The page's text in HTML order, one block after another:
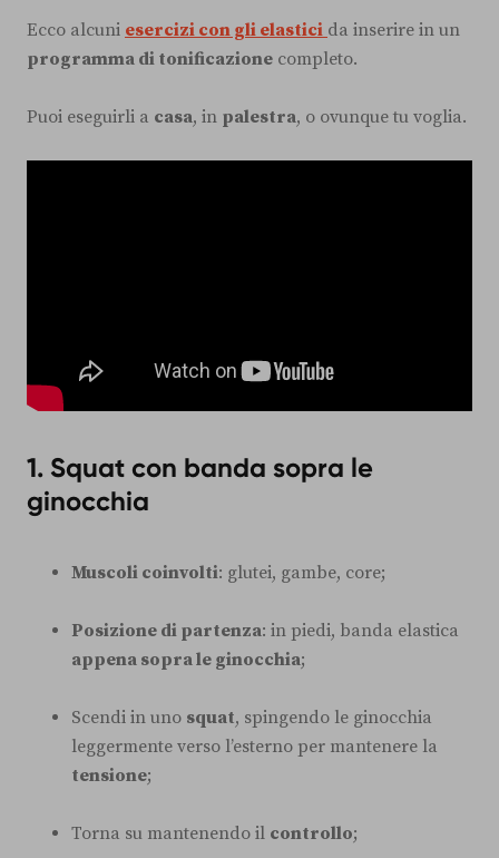
Ecco alcuni esercizi con gli elastici da inserire in un
programma di tonificazione completo.
Puoi eseguirli a casa, in palestra, o ovunque tu voglia.
1. Squat con banda sopra le
ginocchia
Muscoli coinvolti: glutei, gambe, core;
Posizione di partenza: in piedi, banda elastica
appena sopra le ginocchia;
Scendi in uno squat, spingendo le ginocchia
leggermente verso l’esterno per mantenere la
tensione;
Torna su mantenendo il controllo;